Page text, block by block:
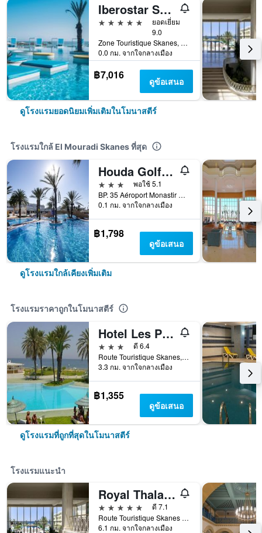
Iberostar Selection Kuriat Palace
5 ดาว
ยอดเยี่ยม
9.0
Zone Touristique Skanes, โมนาสตีร์, ตูนิเซีย
0.0 กม. จากใจกลางเมือง
฿7,016 ดูข้อเสนอ
ดูโรงแรมยอดนิยมเพิ่มเติมในโมนาสตีร์
โรงแรมใกล้ El Mouradi Skanes ที่สุด
Houda Golf Beach & Aquapark
3 ดาว
พอใช้ 5.1
BP. 35 Aéroport Monastir Dkhila, โมนาสตีร์, ตูนิเซีย
0.1 กม. จากใจกลางเมือง
฿1,798
ดูข้อเสนอ
ดูโรงแรมใกล้เคียงเพิ่มเติม
โรงแรมราคาถูกในโมนาสตีร์
Hotel Les Palmiers
3 ดาว
ดี 6.4
Route Touristique Skanes, โมนาสตีร์, ตูนิเซีย
3.3 กม. จากใจกลางเมือง
฿1,355
ดูข้อเสนอ
ดูโรงแรมที่ถูกที่สุดในโมนาสตีร์
โรงแรมแนะนำ
Royal Thalassa Monastir
5 ดาว
ดี 7.1
Route Touristique Skanes Bp - 75, โมนาสตีร์, ตูนิเซีย
6.1 กม. จากใจกลางเมือง